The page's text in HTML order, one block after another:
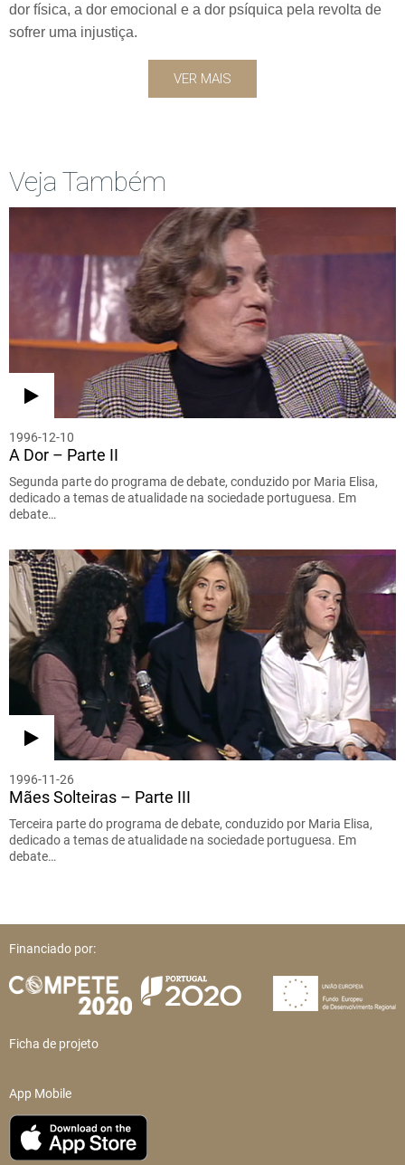
dor física, a dor emocional e a dor psíquica pela revolta de
sofrer uma injustiça.
VER MAIS
Veja Também
1996-12-10
A Dor – Parte II
Segunda parte do programa de debate, conduzido por Maria Elisa,
dedicado a temas de atualidade na sociedade portuguesa. Em
debate…
1996-11-26
Mães Solteiras – Parte III
Terceira parte do programa de debate, conduzido por Maria Elisa,
dedicado a temas de atualidade na sociedade portuguesa. Em
debate…
Financiado por:
Ficha de projeto
App Mobile